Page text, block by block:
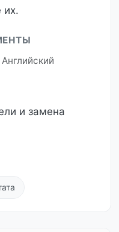
их.
и замена